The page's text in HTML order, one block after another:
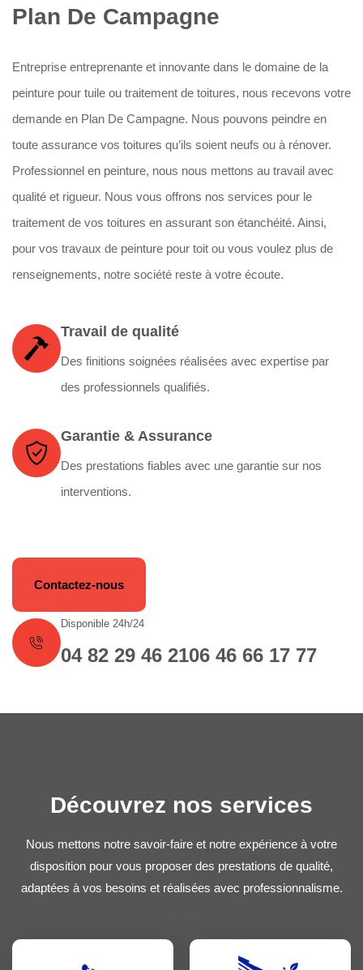
Plan De Campagne
Entreprise entreprenante et innovante dans le domaine de la
peinture pour tuile ou traitement de toitures, nous recevons votre
demande en Plan De Campagne. Nous pouvons peindre en
toute assurance vos toitures qu’ils soient neufs ou à rénover.
Professionnel en peinture, nous nous mettons au travail avec
qualité et rigueur. Nous vous offrons nos services pour le
traitement de vos toitures en assurant son étanchéité. Ainsi,
pour vos travaux de peinture pour toit ou vous voulez plus de
renseignements, notre société reste à votre écoute.
Travail de qualité
Des finitions soignées réalisées avec expertise par
des professionnels qualifiés.
Garantie & Assurance
Des prestations fiables avec une garantie sur nos
interventions.
Contactez-nous
Disponible 24h/24
04 82 29 46 2106 46 66 17 77
Découvrez nos services
Nous mettons notre savoir-faire et notre expérience à votre
disposition pour vous proposer des prestations de qualité,
adaptées à vos besoins et réalisées avec professionnalisme.